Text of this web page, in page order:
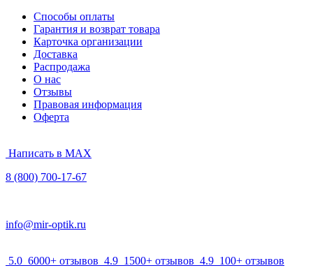
Способы оплаты
Гарантия и возврат товара
Карточка организации
Доставка
Распродажа
О нас
Отзывы
Правовая информация
Оферта
Написать в MAX
8 (800) 700-17-67
info@mir-optik.ru
5.0 6000+ отзывов 4.9 1500+ отзывов 4.9 100+ отзывов